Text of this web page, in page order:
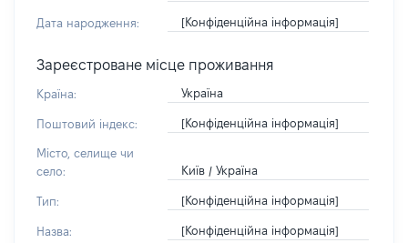
Дата народження: [Конфіденційна інформація]
Зареєстроване місце проживання
Країна: Україна
Поштовий індекс: [Конфіденційна інформація]
Місто, селище чи
село:
Київ / Україна
Тип: [Конфіденційна інформація]
Назва: [Конфіденційна інформація]